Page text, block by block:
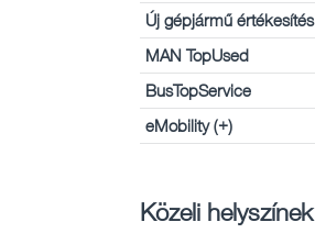
Új gépjármű értékesítés
MAN TopUsed
BusTopService
eMobility (+)
Közeli helyszínek